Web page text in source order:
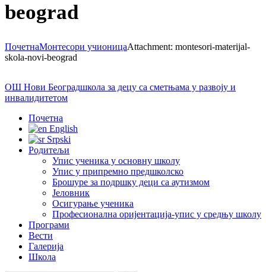
beograd
ПочетнаМонтесори учионицаAttachment: montesori-materijal-
skola-novi-beograd
ОШ Нови Београдшкола за децу са сметњама у развоју и
инвалидитетом
Почетна
English
Srpski
Родитељи
Упис ученика у основну школу
Упис у припремно предшколско
Брошуре за подршку деци са аутизмом
Јеловник
Осигурање ученика
Професионална оријентација-упис у средњу школу
Програми
Вести
Галерија
Школа